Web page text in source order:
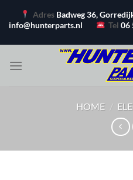
naar
Adres Badweg 36,
info@hunterparts.nl
Tel06
HOME /